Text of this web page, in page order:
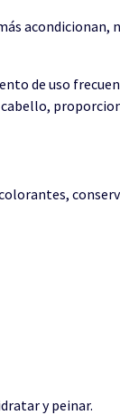
acondicionan,
de uso
y peinar.